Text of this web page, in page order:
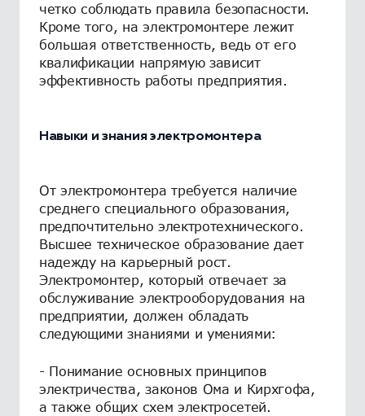
четко соблюдать правила безопасности.
Кроме того, на электромонтере лежит
большая ответственность, ведь от его
квалификации напрямую зависит
эффективность работы предприятия.
Навыки и знания электромонтера
От электромонтера требуется наличие
среднего специального образования,
предпочтительно электротехнического.
Высшее техническое образование дает
надежду на карьерный рост.
Электромонтер, который отвечает за
обслуживание электрооборудования на
предприятии, должен обладать
следующими знаниями и умениями:
- Понимание основных принципов
электричества, законов Ома и Кирхгофа,
а также общих схем электросетей.